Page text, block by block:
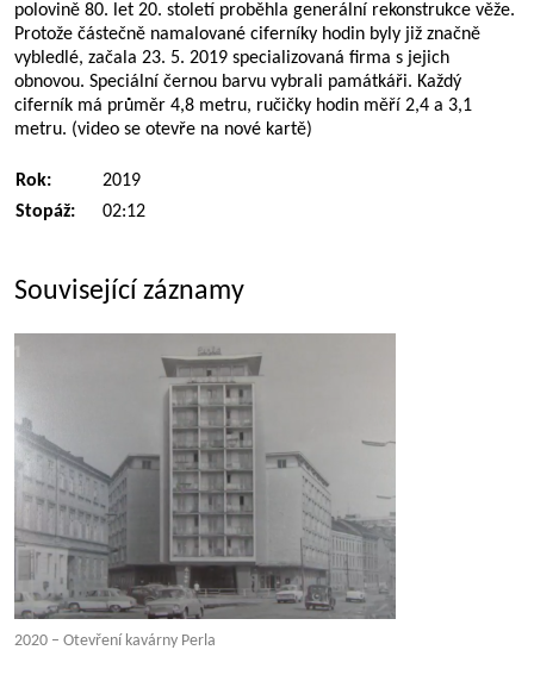
polovině 80. let 20. století proběhla generální rekonstrukce věže.
Protože částečně namalované ciferníky hodin byly již značně
vybledlé, začala 23. 5. 2019 specializovaná firma s jejich
obnovou. Speciální černou barvu vybrali památkáři. Každý
ciferník má průměr 4,8 metru, ručičky hodin měří 2,4 a 3,1
metru. (video se otevře na nové kartě)
Rok:
2019
Stopáž:
02:12
Související záznamy
2020 – Otevření kavárny Perla